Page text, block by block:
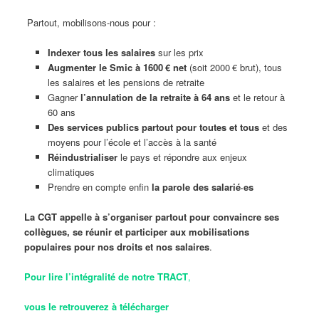
Partout, mobilisons-nous pour :
Indexer tous les salairessur les prix
Augmenter le Smic à 1600 € net(soit 2000 € brut), tous
les salaires et les pensions de retraite
Gagnerl’annulation de la retraite à 64 anset le retour à
60 ans
Des services publics partout pour toutes et touset des
moyens pour l’école et l’accès à la santé
Réindustrialiserle pays et répondre aux enjeux
climatiques
Prendre en compte enfin la parole des salarié·es
La CGT appelle à s’organiser partout pour convaincre ses
collègues, se réunir et participer aux mobilisations
populaires pour nos droits et nos salaires.
Pour lire l’intégralité de notre TRACT,
vous le retrouverez à télécharger